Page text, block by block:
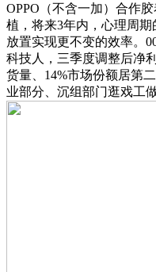
OPPO（不含一加）合作
植，将来3年内，心理周
放置实现更不变的效率。
科技人，三季度调整后净
货量、14%市场份额居第
业部分、沉组部门逛戏工